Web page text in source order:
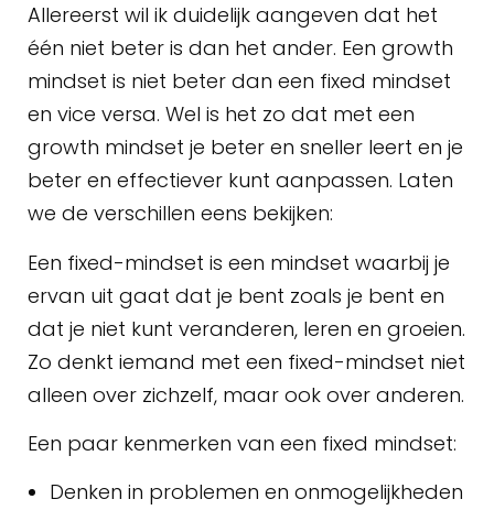
Allereerst wil ik duidelijk aangeven dat het
één niet beter is dan het ander. Een growth
mindset is niet beter dan een fixed mindset
en vice versa. Wel is het zo dat met een
growth mindset je beter en sneller leert en je
beter en effectiever kunt aanpassen. Laten
we de verschillen eens bekijken:
Een fixed-mindset is een mindset waarbij je
ervan uit gaat dat je bent zoals je bent en
dat je niet kunt veranderen, leren en groeien.
Zo denkt iemand met een fixed-mindset niet
alleen over zichzelf, maar ook over anderen.
Een paar kenmerken van een fixed mindset:
Denken in problemen en onmogelijkheden